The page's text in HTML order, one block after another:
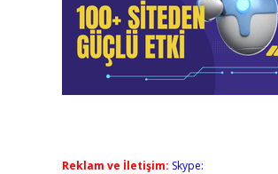
Reklam ve İletişim: Skype: